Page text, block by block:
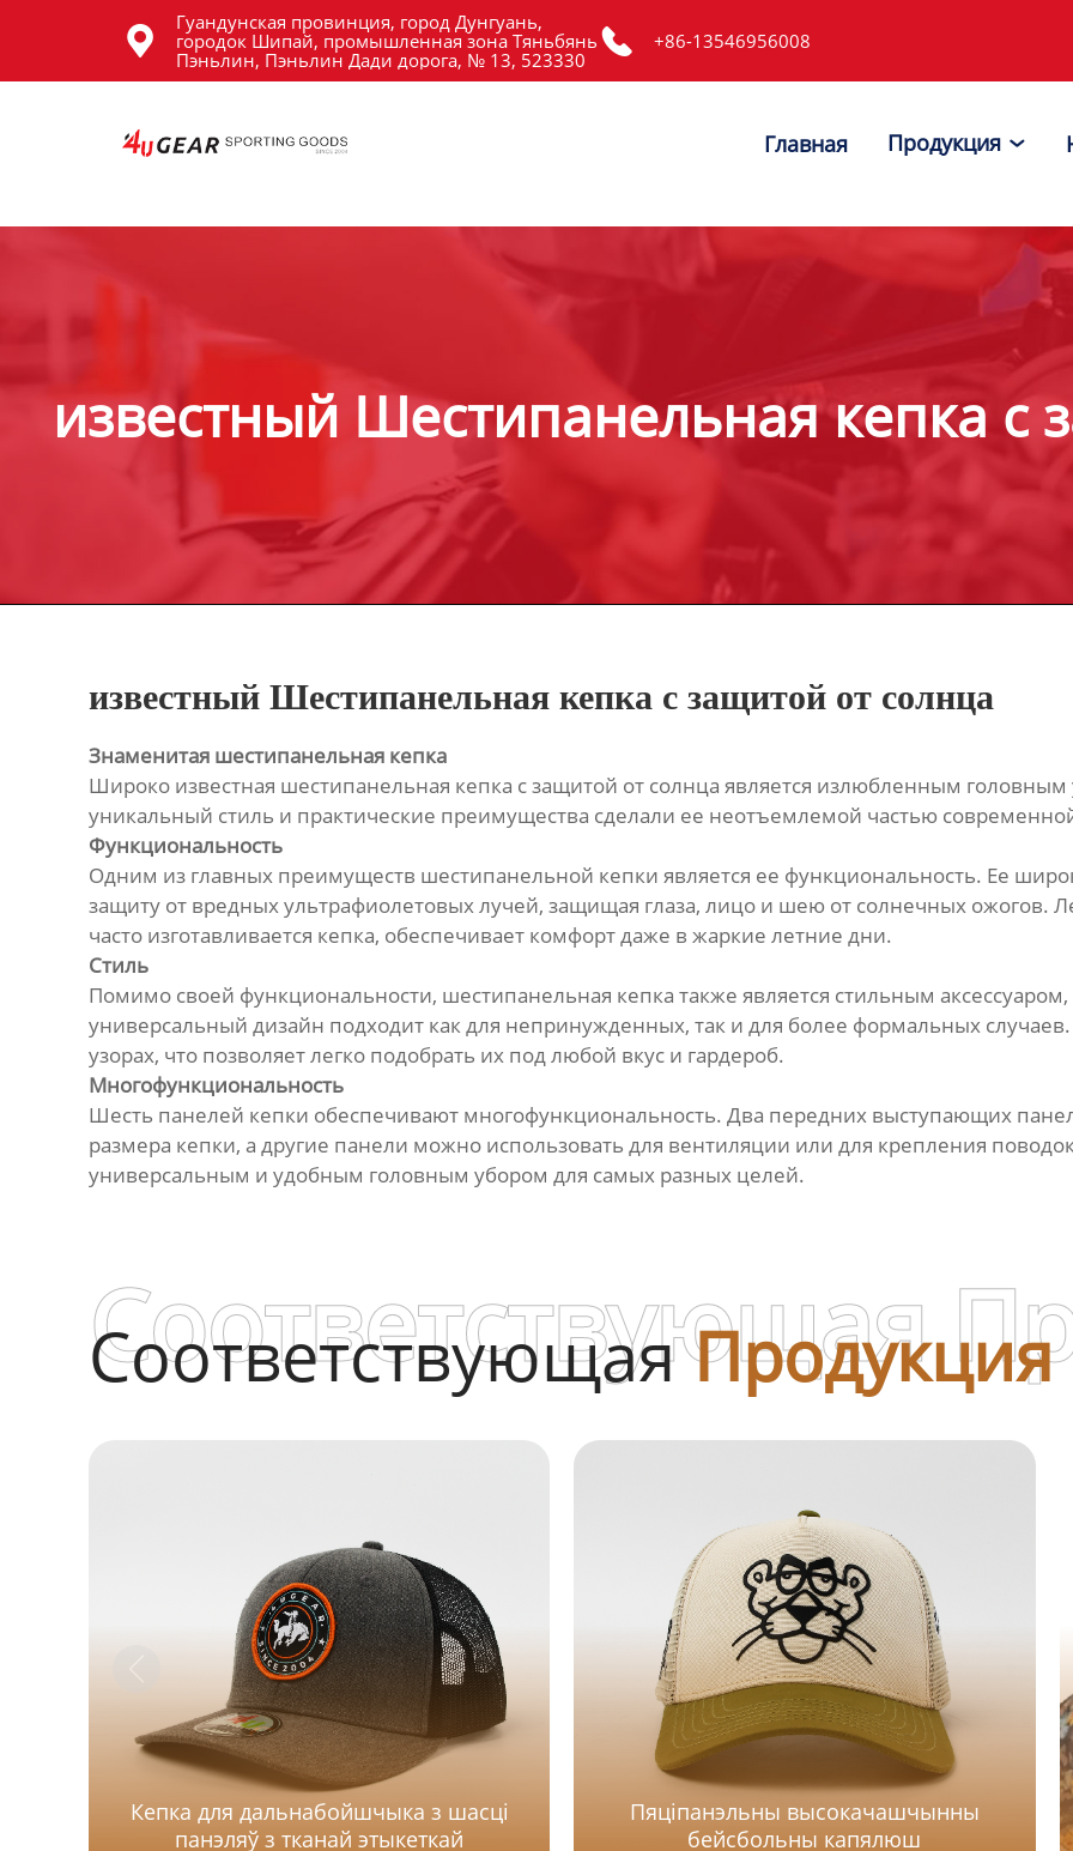

Гуандунская провинция, город Дунгуань,
городок Шипай, промышленная зона Тяньбянь
Пэньлин, Пэньлин Дади дорога, № 13, 523330
 +86-13546956008
Главная Продукция 
известный Шестипанельная кепка с
известный Шестипанельная кепка с защитой от солнца
Знаменитая шестипанельная кепка
Широко известная шестипанельная кепка с защитой от солнца является излюбленным
уникальный стиль и практические преимущества сделали ее неотъемлемой частью
Функциональность
Одним из главных преимуществ шестипанельной кепки является ее функциональность. Ее
защиту от вредных ультрафиолетовых лучей, защищая глаза, лицо и шею от солнечных ожогов.
часто изготавливается кепка, обеспечивает комфорт даже в жаркие летние дни.
Стиль
Помимо своей функциональности, шестипанельная кепка также является стильным
универсальный дизайн подходит как для непринужденных, так и для более формальных
узорах, что позволяет легко подобрать их под любой вкус и гардероб.
Многофункциональность
Шесть панелей кепки обеспечивают многофункциональность. Два передних выступающих
размера кепки, а другие панели можно использовать для вентиляции или для крепления
универсальным и удобным головным убором для самых разных целей.
СоответствующаяПродукция
Соответствующая
Кепка для дальнабойшчыка з шасці
панэляў з тканай этыкеткай
Пяціпанэльны высокачашчынны
бейсбольны капялюш